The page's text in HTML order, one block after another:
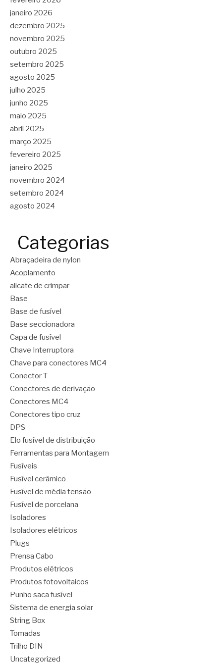
janeiro 2026
dezembro 2025
novembro 2025
outubro 2025
setembro 2025
agosto 2025
julho 2025
junho 2025
maio 2025
abril 2025
março 2025
fevereiro 2025
janeiro 2025
novembro 2024
setembro 2024
agosto 2024
Categorias
Abraçadeira de nylon
Acoplamento
alicate de crimpar
Base
Base de fusível
Base seccionadora
Capa de fusível
Chave Interruptora
Chave para conectores MC4
Conector T
Conectores de derivação
Conectores MC4
Conectores tipo cruz
DPS
Elo fusível de distribuição
Ferramentas para Montagem
Fusíveis
Fusível cerâmico
Fusível de média tensão
Fusível de porcelana
Isoladores
Isoladores elétricos
Plugs
Prensa Cabo
Produtos elétricos
Produtos fotovoltaicos
Punho saca fusível
Sistema de energia solar
String Box
Tomadas
Trilho DIN
Uncategorized